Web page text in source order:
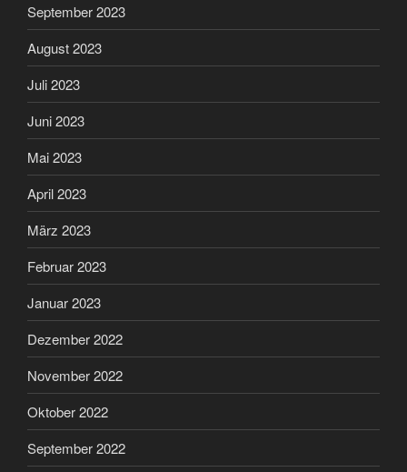
September 2023
August 2023
Juli 2023
Juni 2023
Mai 2023
April 2023
März 2023
Februar 2023
Januar 2023
Dezember 2022
November 2022
Oktober 2022
September 2022